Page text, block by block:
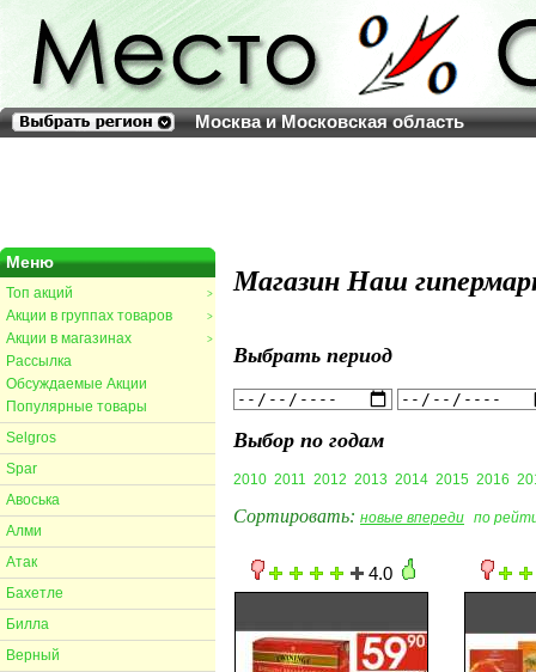
Москва и Московская область
Меню
>
Топ акций
>
Акции в группах товаров
>
Акции в магазинах
Рассылка
Обсуждаемые Акции
Популярные товары
Selgros
Spar
Авоська
Алми
Атак
Бахетле
Билла
Верный
Магазин Наш
Выбрать период
Выбор по годам
2010 2011 2012 2013 2014 2015 2016
Сортировать: новые впереди по
4.0